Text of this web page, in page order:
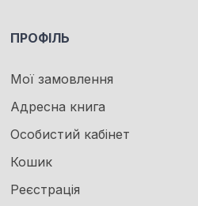
ПРОФІЛЬ
Мої замовлення
Адресна книга
Особистий кабінет
Кошик
Реєстрація